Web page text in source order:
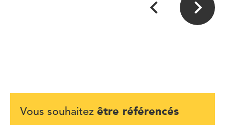
Vous souhaitez être référencés